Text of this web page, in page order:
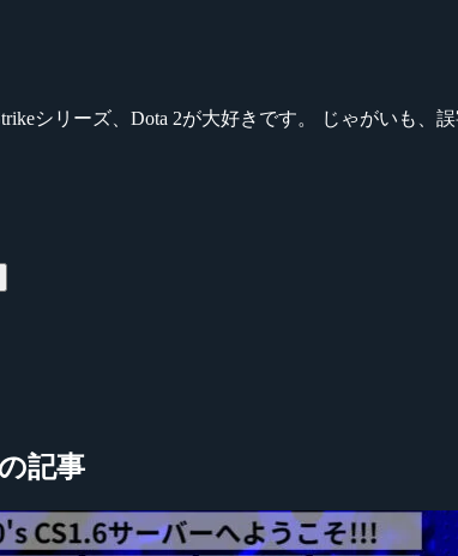
シリーズ、Dota 2が大好きです。 じゃがいも
記事